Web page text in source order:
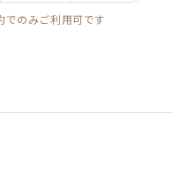
のみご利用可です